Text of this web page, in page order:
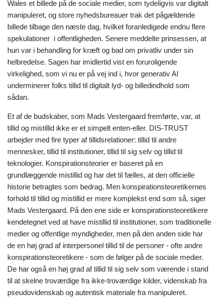
Wales et billede på de sociale medier, som tydeligvis var digitalt
manipuleret, og store nyhedsbureauer trak det pågældende
billede tilbage den næste dag, hvilket foranledigede endnu flere
spekulationer i offentligheden. Senere meddelte prinsessen, at
hun var i behandling for kræft og bad om privatliv under sin
helbredelse. Sagen har imidlertid vist en foruroligende
virkelighed, som vi nu er på vej ind i, hvor generativ AI
underminerer folks tillid til digitalt lyd- og billedindhold som
sådan.
Et af de budskaber, som Mads Vestergaard fremførte, var, at
tillid og mistillid ikke er et simpelt enten-eller. DIS-TRUST
arbejder med fire typer af tillidsrelationer: tillid til andre
mennesker, tillid til institutioner, tillid til sig selv og tillid til
teknologier. Konspirationsteorier er baseret på en
grundlæggende mistillid og har det til fælles, at den officielle
historie betragtes som bedrag. Men konspirationsteoretikernes
forhold til tillid og mistillid er mere komplekst end som så, siger
Mads Vestergaard. På den ene side er konspirationsteoretikere
kendetegnet ved at have mistillid til institutioner, som traditionelle
medier og offentlige myndigheder, men på den anden side har
de en høj grad af interpersonel tillid til de personer - ofte andre
konspirationsteoretikere - som de følger på de sociale medier.
De har også en høj grad af tillid til sig selv som værende i stand
til at skelne troværdige fra ikke-troværdige kilder, videnskab fra
pseudovidenskab og autentisk materiale fra manipuleret.